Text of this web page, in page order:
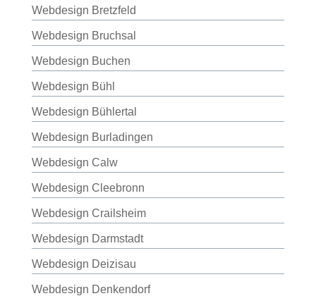
Webdesign Bretzfeld
Webdesign Bruchsal
Webdesign Buchen
Webdesign Bühl
Webdesign Bühlertal
Webdesign Burladingen
Webdesign Calw
Webdesign Cleebronn
Webdesign Crailsheim
Webdesign Darmstadt
Webdesign Deizisau
Webdesign Denkendorf